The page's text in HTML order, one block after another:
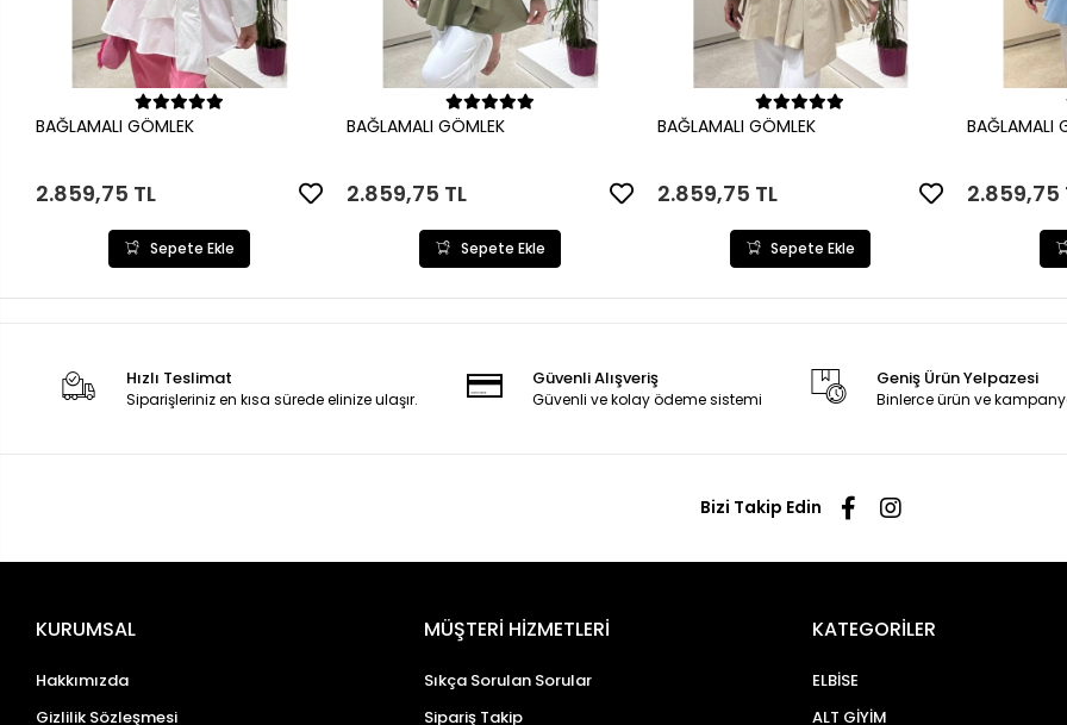
Sepete Ekle
BAĞLAMALI GÖMLEK
2.859,75 TL
Sepete Ekle
Sepete Ekle
BAĞLAMALI GÖMLEK
2.859,75 TL
Sepete Ekle
Sepete Ekle
BAĞLAMALI GÖMLEK
2.859,75 TL
Sepete Ekle
BAĞLAMALI
2.859,75
Hızlı Teslimat
Siparişleriniz en kısa sürede elinize ulaşır.
Güvenli Alışveriş
Güvenli ve kolay ödeme sistemi
Geniş Ürün Yelpazesi
Binlerce ürün ve
Bizi Takip Edin
KURUMSAL
Hakkımızda
Gizlilik Sözleşmesi
MÜŞTERİ HİZMETLERİ
Sıkça Sorulan Sorular
Sipariş Takip
KATEGORİLER
ELBİSE
ALT GİYİM